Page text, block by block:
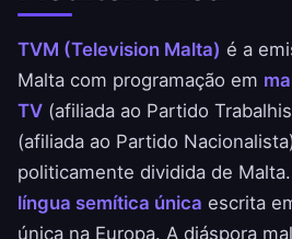
TVM (Television Malta) é a
Malta com programação em
TV (afiliada ao Partido
(afiliada ao Partido
politicamente dividida de
língua semítica única escrita
única na Europa. A diáspora